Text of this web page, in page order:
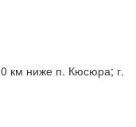
км ниже п. Кюсюра; г.